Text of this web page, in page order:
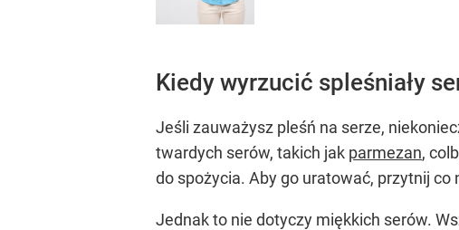
Kiedy wyrzucić spleśniały
Jeśli zauważysz pleśń na serze,
twardych serów, takich jak parmezan,
do spożycia. Aby go uratować, przytnij
Jednak to nie dotyczy miękkich serów.